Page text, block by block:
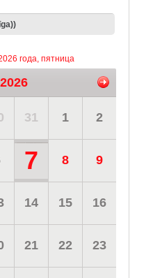
года, пятница
31 1 2
7 8 9
14 15 16
21 22 23